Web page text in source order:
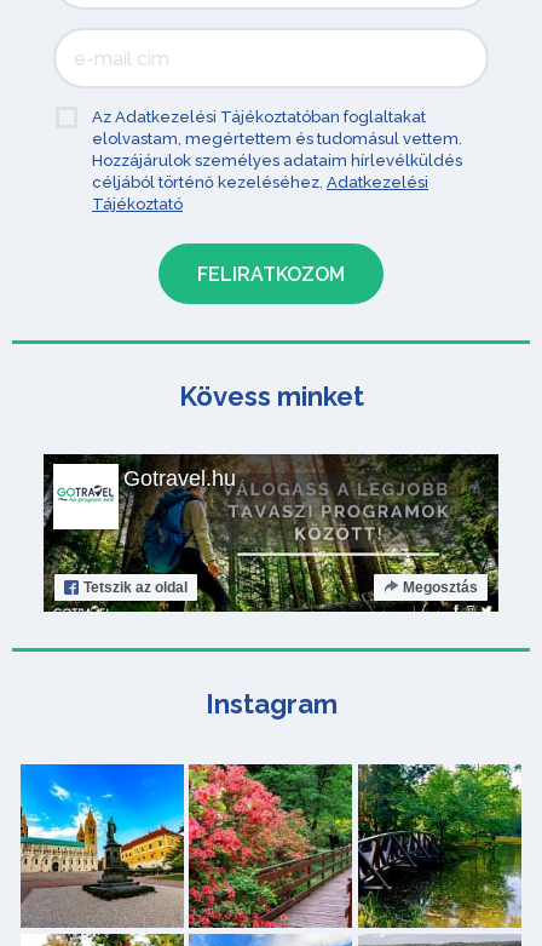
Az Adatkezelési Tájékoztatóban foglaltakat
elolvastam, megértettem és tudomásul vettem.
Hozzájárulok személyes adataim hírlevélküldés
céljából történő kezeléséhez. Adatkezelési
Tájékoztató
Kövess minket
Gotravel.hu
Tetszik az oldal Megosztás
Instagram